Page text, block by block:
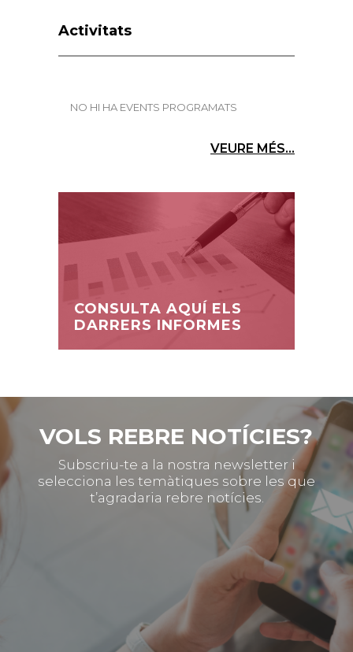
Activitats
NO HI HA EVENTS PROGRAMATS
VEURE MÉS...
CONSULTA AQUÍ ELS
DARRERS INFORMES
VOLS REBRE NOTÍCIES?
Subscriu-te a la nostra newsletter i
selecciona les temàtiques sobre les que
t’agradaria rebre notícies.